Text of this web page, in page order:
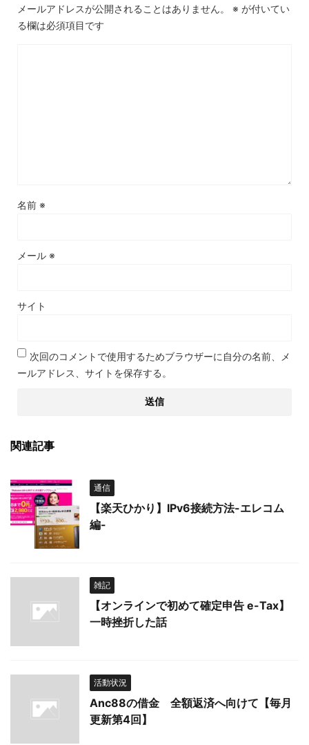
メールアドレスが公開されることはありません。 ※ が付いてい
る欄は必須項目です
名前 ※
メール ※
サイト
次回のコメントで使用するためブラウザーに自分の名前、メ
ールアドレス、サイトを保存する。
関連記事
通信
【楽天ひかり】IPv6接続方法-エレコム
編-
雑記
【オンラインで初めて確定申告 e-Tax】
一時挫折した話
活動状況
Anc88の借金 全額返済へ向けて【毎月
更新第4回】